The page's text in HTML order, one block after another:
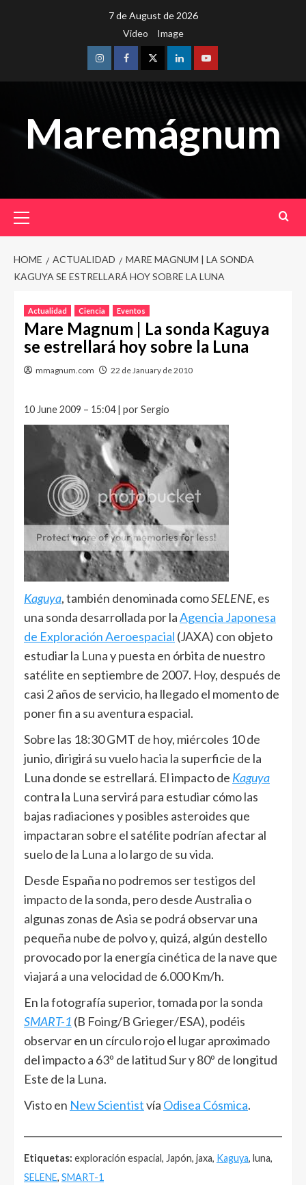
7 de August de 2026
Video
Image
InstagramFacebookTwitterLinkedinYoutube
Maremágnum
Menu
HOME ACTUALIDAD
MARE MAGNUM | LA SONDA
KAGUYA SE ESTRELLARÁ HOY SOBRE LA LUNA
Actualidad Ciencia Eventos
Mare Magnum | La sonda Kaguya
se estrellará hoy sobre la Luna
mmagnum.com 22 de January de 2010
10 June 2009 – 15:04 | por Sergio
Kaguya, también denominada comoSELENE, es
una sonda desarrollada por laAgencia Japonesa
de Exploración Aeroespacial (JAXA) con objeto
estudiar la Luna y puesta en órbita de nuestro
satélite en septiembre de 2007. Hoy, después de
casi 2 años de servicio, ha llegado el momento de
poner fin a su aventura espacial.
Sobre las 18:30 GMT de hoy, miércoles 10 de
junio, dirigirá su vuelo hacia la superficie de la
Luna donde se estrellará. El impacto de Kaguya
contra la Luna servirá para estudiar cómo las
bajas radiaciones y posibles asteroides que
impactaran sobre el satélite podrían afectar al
suelo de la Luna a lo largo de su vida.
Desde España no podremos ser testigos del
impacto de la sonda, pero desde Australia o
algunas zonas de Asia se podrá observar una
pequeña nube de polvo y, quizá, algún destello
provocado por la energía cinética de la nave que
viajará a una velocidad de 6.000 Km/h.
En la fotografía superior, tomada por la sonda
SMART-1 (B Foing/B Grieger/ESA), podéis
observar en un círculo rojo el lugar aproximado
del impacto a 63º de latitud Sur y 80º de longitud
Este de la Luna.
Visto en New Scientistvía Odisea Cósmica.
Etiquetas: exploración espacial, Japón, jaxa, Kaguya, luna,
SELENE, SMART-1